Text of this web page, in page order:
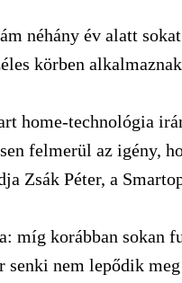
néhány év alatt
körben
home-technológia
felmerül az igény,
Zsák Péter, a
míg korábban sokan
nem lepődik